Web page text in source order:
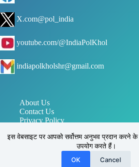
इस वेबसाइट पर आपको सर्वोत्तम अनुभव प्रदान करने
उपयोग करते हैं।
OK Cancel
X.com@pol_india
youtube.com/@IndiaPolKhol
indiapolkholshr@gmail.com
About Us
Contact Us
Privacy Policy
पत्र सूचना कार्यालय PIB
इंडिया पोल खोल, सिहोरा, जबलपुर, मध्य
Reg. No.: UAM -